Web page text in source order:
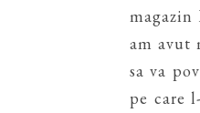
am avut
sa va
pe care